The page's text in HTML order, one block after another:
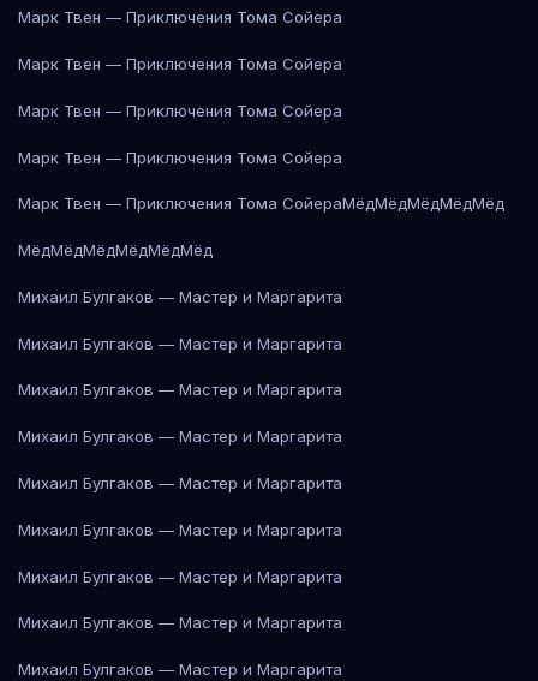
Марк Твен — Приключения Тома Сойера
Марк Твен — Приключения Тома Сойера
Марк Твен — Приключения Тома Сойера
Марк Твен — Приключения Тома Сойера
Марк Твен — Приключения Тома СойераМёдМёдМёдМёдМёд
МёдМёдМёдМёдМёдМёд
Михаил Булгаков — Мастер и Маргарита
Михаил Булгаков — Мастер и Маргарита
Михаил Булгаков — Мастер и Маргарита
Михаил Булгаков — Мастер и Маргарита
Михаил Булгаков — Мастер и Маргарита
Михаил Булгаков — Мастер и Маргарита
Михаил Булгаков — Мастер и Маргарита
Михаил Булгаков — Мастер и Маргарита
Михаил Булгаков — Мастер и Маргарита